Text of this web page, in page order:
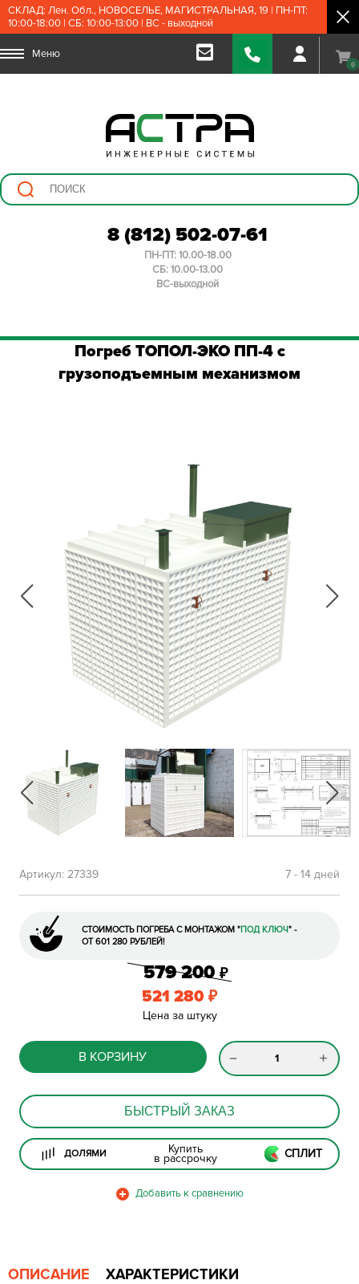
СКЛАД: Лен. Обл., НОВОСЕЛЬЕ, МАГИСТРАЛЬНАЯ, 19 | ПН-ПТ:
10:00-18:00 | СБ: 10:00-13:00 | ВС - выходной
Меню
0
8 (812) 502-07-61
ПН-ПТ: 10.00-18.00
СБ: 10.00-13.00
ВС-выходной
Погреб ТОПОЛ-ЭКО ПП-4 с
грузоподъемным механизмом
7 - 14 дней
Артикул: 27339
СТОИМОСТЬ ПОГРЕБА С МОНТАЖОМ"ПОД КЛЮЧ"-
ОТ 601 280 РУБЛЕЙ!
579 200₽
521 280 ₽
Цена за штуку
В КОРЗИНУ
БЫСТРЫЙ ЗАКАЗ
ДОЛЯМИ Купить
в рассрочку СПЛИТ
ОПИСАНИЕ ХАРАКТЕРИСТИКИ